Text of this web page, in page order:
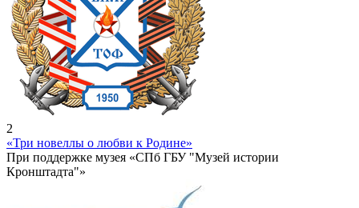
2
«Три новеллы о любви к Родине»
При поддержке музея «СПб ГБУ "Музей истории
Кронштадта"»